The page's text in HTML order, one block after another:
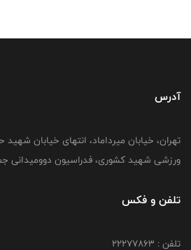
آدرس
تهران، خیابان میرداماد، انتهای خیابان
ورزشی شهید کشوری، فدراسیون دوومیدانی
تلفن و فکس
تلفن : 22277863